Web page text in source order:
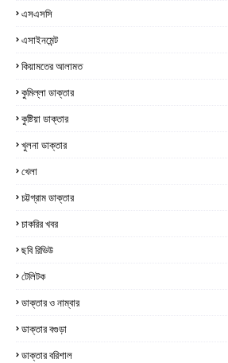
এসএসসি
এসাইনমেন্ট
কিয়ামতের আলামত
কুমিল্লা ডাক্তার
কুষ্টিয়া ডাক্তার
খুলনা ডাক্তার
খেলা
চট্টগ্রাম ডাক্তার
চাকরির খবর
ছবি রিভিউ
টেলিটক
ডাক্তার ও নাম্বার
ডাক্তার বগুড়া
ডাক্তার বরিশাল